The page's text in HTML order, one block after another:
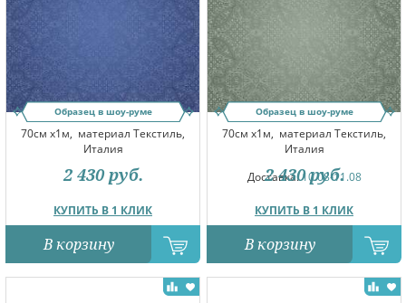
Образец в шоу-руме
70см x1м, материал Текстиль,
Италия
КУПИТЬ В 1 КЛИК
2 430 руб.
В корзину
Образец в шоу-руме
70см x1м, материал Текстиль,
Италия
Доставка:10.08-11.08
КУПИТЬ В 1 КЛИК
2 430 руб.
В корзину